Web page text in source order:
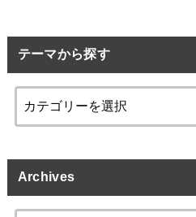
テーマから探す
Archives